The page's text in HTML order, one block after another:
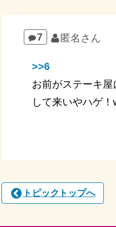
7 匿名さん
>>6
お前がステーキ
して来いやハゲ！
トピックトップへ